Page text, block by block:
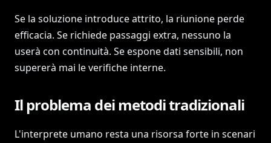
Se la soluzione introduce attrito, la riunione perde
efficacia. Se richiede passaggi extra, nessuno la
userà con continuità. Se espone dati sensibili, non
supererà mai le verifiche interne.
Il problema dei metodi tradizionali
L'interprete umano resta una risorsa forte in scenari